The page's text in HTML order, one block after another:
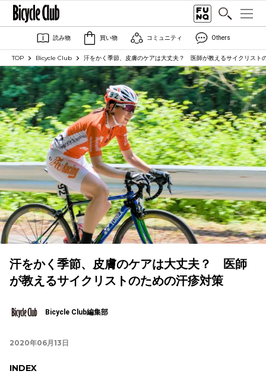
読み物 買い物 コミュニティ Others
TOP Bicycle Club 汗をかく季節、皮膚のケアは大丈夫？ 医師が教えるサイクリスト
汗をかく季節、皮膚のケアは大丈夫？ 医師
が教えるサイクリストのための汗疹対策
Bicycle Club編集部
2020年06月13日
INDEX